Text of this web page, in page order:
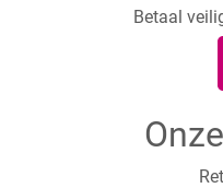
Betaal